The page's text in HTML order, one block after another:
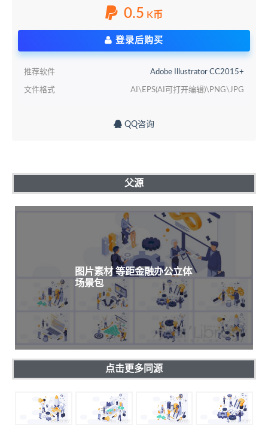
0.5 K币
登录后购买
推荐软件 Adobe Illustrator CC2015+
文件格式 AI\EPS(AI可打开编辑)\PNG\JPG
QQ咨询
父源
图片素材 等距金融办公立体
场景包
点击更多同源